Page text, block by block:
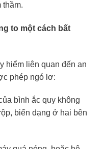
thầm.
to một cách bất
hiểm liên quan đến an
phép ngó lơ:
bình ắc quy không
biến dạng ở hai bên